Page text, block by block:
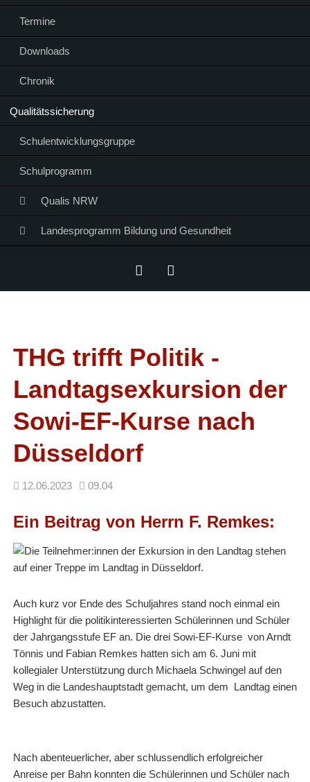
Termine
Downloads
Chronik
Qualitätssicherung
Schulentwicklungsgruppe
Schulprogramm
Qualis NRW
Landesprogramm Bildung und Gesundheit
THG trifft Politik -
Landtagsexkursion der
Sowi-EF-Kurse nach
Düsseldorf
12.06.2023 09.04
Ein Beitrag von Herrn F. Remkes:
Auch kurz vor Ende des Schuljahres stand noch einmal ein
Highlight für die politikinteressierten Schülerinnen und Schüler
der Jahrgangsstufe EF an. Die drei Sowi-EF-Kurse von Arndt
Tönnis und Fabian Remkes hatten sich am 6. Juni mit
kollegialer Unterstützung durch Michaela Schwingel auf den
Weg in die Landeshauptstadt gemacht, um dem Landtag einen
Besuch abzustatten.
Nach abenteuerlicher, aber schlussendlich erfolgreicher
Anreise per Bahn konnten die Schülerinnen und Schüler nach